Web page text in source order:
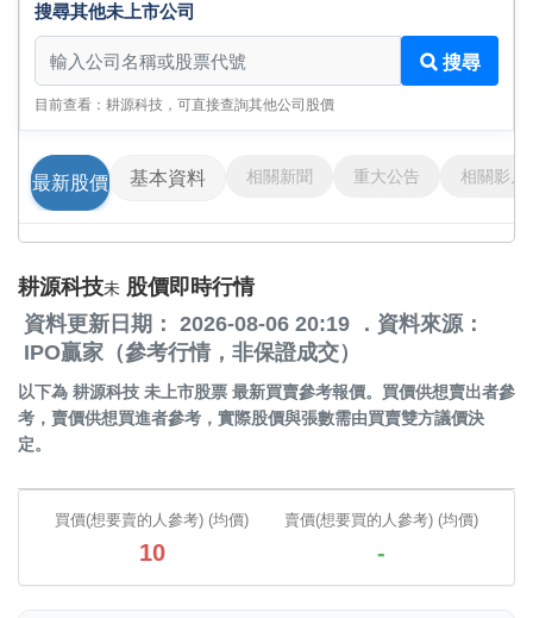
搜尋其他未上市公司
搜尋其他未上市公司
搜尋
目前查看：耕源科技，可直接查詢其他公司股價
最新股價 基本資料 相關新聞 重大公告 相關影片
耕源科技未 股價即時行情
資料更新日期： 2026-08-06 20:19 ．資料來源：
IPO贏家（參考行情，非保證成交）
以下為 耕源科技 未上市股票 最新買賣參考報價。買價供想賣出者參
考，賣價供想買進者參考，實際股價與張數需由買賣雙方議價決
定。
買價(想要賣的人參考) (均價)
10
賣價(想要買的人參考) (均價)
-